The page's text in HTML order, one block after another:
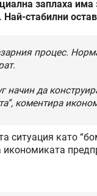
заплаха
стабилни
процес.
да
коментира
ситуация като